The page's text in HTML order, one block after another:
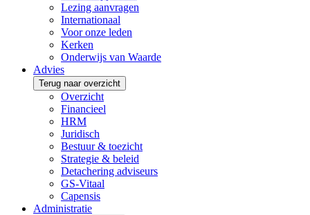
Lezing aanvragen
Internationaal
Voor onze leden
Kerken
Onderwijs van Waarde
Advies
Terug naar overzicht
Overzicht
Financieel
HRM
Juridisch
Bestuur & toezicht
Strategie & beleid
Detachering adviseurs
GS-Vitaal
Capensis
Administratie